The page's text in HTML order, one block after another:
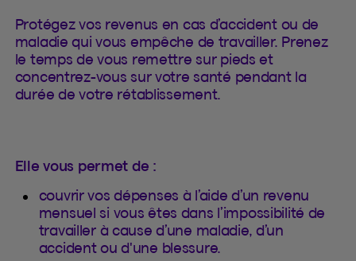
Protégez vos revenus en cas d’accident ou de
maladie qui vous empêche de travailler. Prenez
le temps de vous remettre sur pieds et
concentrez-vous sur votre santé pendant la
durée de votre rétablissement.
Elle vous permet de :
couvrir vos dépenses à l’aide d’un revenu
mensuel si vous êtes dans l’impossibilité de
travailler à cause d’une maladie, d’un
accident ou d'une blessure.